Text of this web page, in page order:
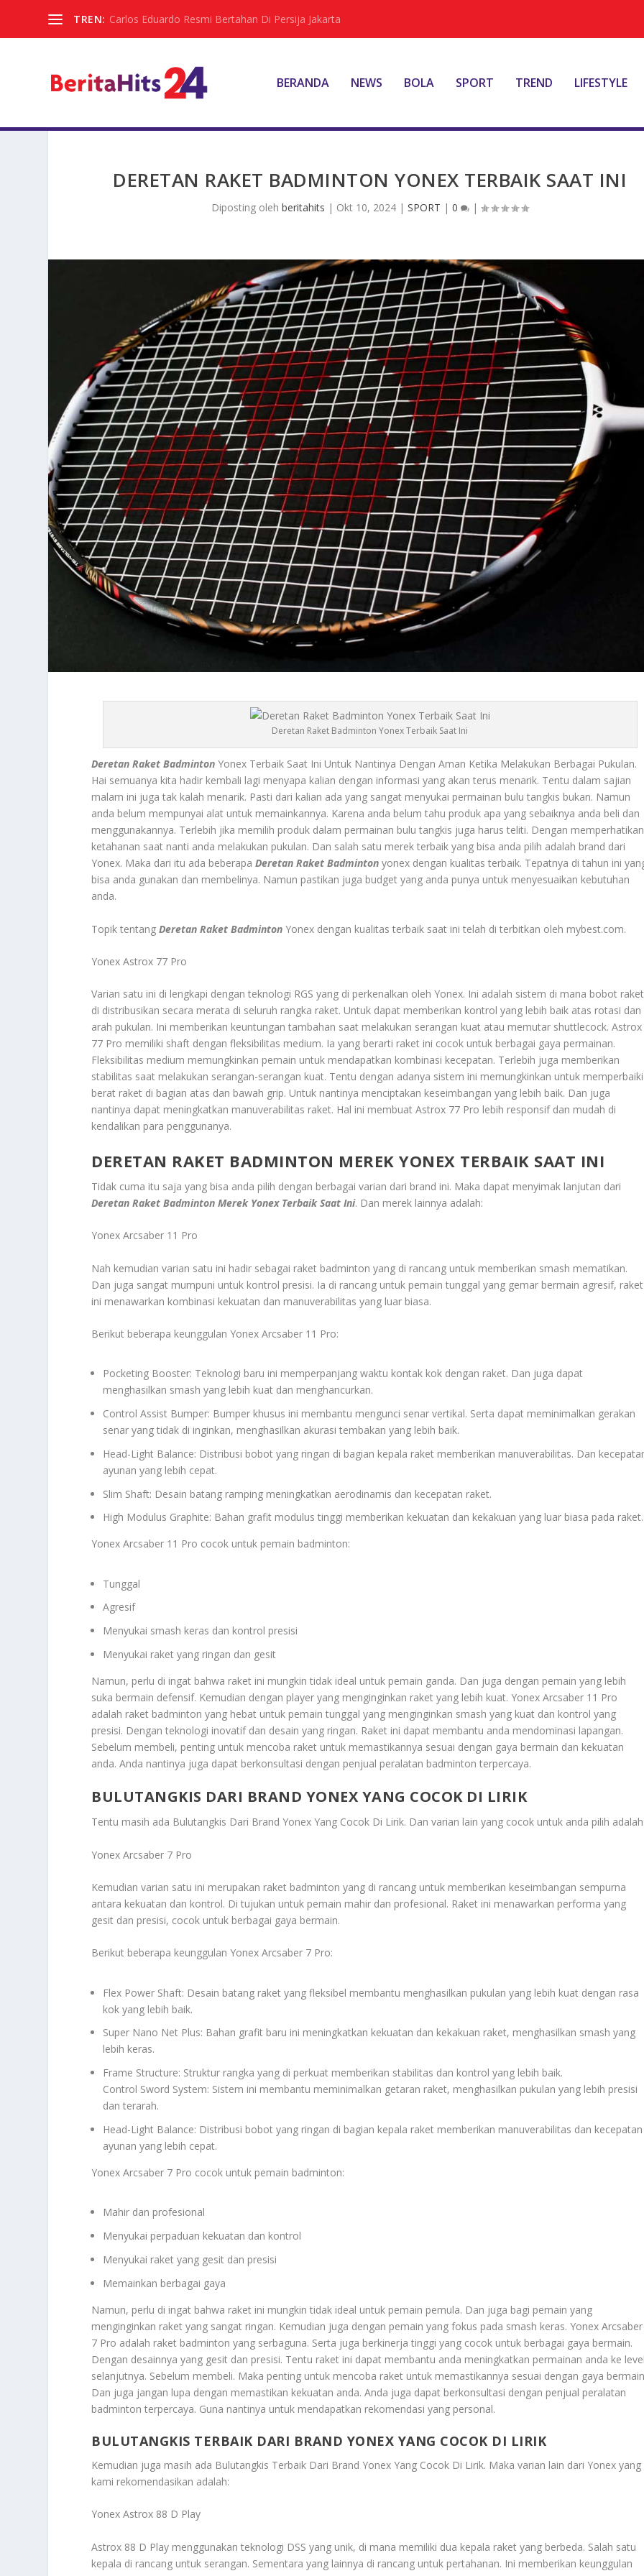
TREN: Carlos Eduardo Resmi Bertahan Di Persija Jakarta
BERANDA NEWS BOLA SPORT TREND LIFESTYLE
DERETAN RAKET BADMINTON YONEX TERBAIK SAAT INI
Diposting olehberitahits | Okt 10, 2024 |SPORT |0 |
Deretan Raket Badminton Yonex Terbaik Saat Ini
Deretan Raket Badminton Yonex Terbaik Saat Ini Untuk Nantinya Dengan Aman Ketika Melakukan Berbagai Pukulan.
Hai semuanya kita hadir kembali lagi menyapa kalian dengan informasi yang akan terus menarik. Tentu dalam sajian
malam ini juga tak kalah menarik. Pasti dari kalian ada yang sangat menyukai permainan bulu tangkis bukan. Namun
anda belum mempunyai alat untuk memainkannya. Karena anda belum tahu produk apa yang sebaiknya anda beli dan
menggunakannya. Terlebih jika memilih produk dalam permainan bulu tangkis juga harus teliti. Dengan memperhatikan
ketahanan saat nanti anda melakukan pukulan. Dan salah satu merek terbaik yang bisa anda pilih adalah brand dari
Yonex. Maka dari itu ada beberapaDeretan Raket Badminton yonex dengan kualitas terbaik. Tepatnya di tahun ini
bisa anda gunakan dan membelinya. Namun pastikan juga budget yang anda punya untuk menyesuaikan kebutuhan
anda.
Topik tentangDeretan Raket Badminton Yonex dengan kualitas terbaik saat ini telah di terbitkan oleh mybest.com.
Yonex Astrox 77 Pro
Varian satu ini di lengkapi dengan teknologi RGS yang di perkenalkan oleh Yonex. Ini adalah sistem di mana bobot raket
di distribusikan secara merata di seluruh rangka raket. Untuk dapat memberikan kontrol yang lebih baik atas rotasi dan
arah pukulan. Ini memberikan keuntungan tambahan saat melakukan serangan kuat atau memutar shuttlecock. Astrox
77 Pro memiliki shaft dengan fleksibilitas medium. Ia yang berarti raket ini cocok untuk berbagai gaya permainan.
Fleksibilitas medium memungkinkan pemain untuk mendapatkan kombinasi kecepatan. Terlebih juga memberikan
stabilitas saat melakukan serangan-serangan kuat. Tentu dengan adanya sistem ini memungkinkan untuk memperbaiki
berat raket di bagian atas dan bawah grip. Untuk nantinya menciptakan keseimbangan yang lebih baik. Dan juga
nantinya dapat meningkatkan manuverabilitas raket. Hal ini membuat Astrox 77 Pro lebih responsif dan mudah di
kendalikan para penggunanya.
DERETAN RAKET BADMINTON MEREK YONEX TERBAIK SAAT INI
Tidak cuma itu saja yang bisa anda pilih dengan berbagai varian dari brand ini. Maka dapat menyimak lanjutan dari
Deretan Raket Badminton Merek Yonex Terbaik Saat Ini. Dan merek lainnya adalah:
Yonex Arcsaber 11 Pro
Nah kemudian varian satu ini hadir sebagai raket badminton yang di rancang untuk memberikan smash mematikan.
Dan juga sangat mumpuni untuk kontrol presisi. Ia di rancang untuk pemain tunggal yang gemar bermain agresif, raket
ini menawarkan kombinasi kekuatan dan manuverabilitas yang luar biasa.
Berikut beberapa keunggulan Yonex Arcsaber 11 Pro:
Pocketing Booster: Teknologi baru ini memperpanjang waktu kontak kok dengan raket. Dan juga dapat
menghasilkan smash yang lebih kuat dan menghancurkan.
Control Assist Bumper: Bumper khusus ini membantu mengunci senar vertikal. Serta dapat meminimalkan gerakan
senar yang tidak di inginkan, menghasilkan akurasi tembakan yang lebih baik.
Head-Light Balance: Distribusi bobot yang ringan di bagian kepala raket memberikan manuverabilitas. Dan
ayunan yang lebih cepat.
Slim Shaft: Desain batang ramping meningkatkan aerodinamis dan kecepatan raket.
High Modulus Graphite: Bahan grafit modulus tinggi memberikan kekuatan dan kekakuan yang luar biasa pada raket.
Yonex Arcsaber 11 Pro cocok untuk pemain badminton:
Tunggal
Agresif
Menyukai smash keras dan kontrol presisi
Menyukai raket yang ringan dan gesit
Namun, perlu di ingat bahwa raket ini mungkin tidak ideal untuk pemain ganda. Dan juga dengan pemain yang lebih
suka bermain defensif. Kemudian dengan player yang menginginkan raket yang lebih kuat. Yonex Arcsaber 11 Pro
adalah raket badminton yang hebat untuk pemain tunggal yang menginginkan smash yang kuat dan kontrol yang
presisi. Dengan teknologi inovatif dan desain yang ringan. Raket ini dapat membantu anda mendominasi lapangan.
Sebelum membeli, penting untuk mencoba raket untuk memastikannya sesuai dengan gaya bermain dan kekuatan
anda. Anda nantinya juga dapat berkonsultasi dengan penjual peralatan badminton terpercaya.
BULUTANGKIS DARI BRAND YONEX YANG COCOK DI LIRIK
Tentu masih ada Bulutangkis Dari Brand Yonex Yang Cocok Di Lirik. Dan varian lain yang cocok untuk anda pilih
Yonex Arcsaber 7 Pro
Kemudian varian satu ini merupakan raket badminton yang di rancang untuk memberikan keseimbangan sempurna
antara kekuatan dan kontrol. Di tujukan untuk pemain mahir dan profesional. Raket ini menawarkan performa yang
gesit dan presisi, cocok untuk berbagai gaya bermain.
Berikut beberapa keunggulan Yonex Arcsaber 7 Pro:
Flex Power Shaft: Desain batang raket yang fleksibel membantu menghasilkan pukulan yang lebih kuat dengan rasa
kok yang lebih baik.
Super Nano Net Plus: Bahan grafit baru ini meningkatkan kekuatan dan kekakuan raket, menghasilkan smash yang
lebih keras.
Frame Structure: Struktur rangka yang di perkuat memberikan stabilitas dan kontrol yang lebih baik.
Control Sword System: Sistem ini membantu meminimalkan getaran raket, menghasilkan pukulan yang lebih presisi
dan terarah.
Head-Light Balance: Distribusi bobot yang ringan di bagian kepala raket memberikan manuverabilitas dan kecepatan
ayunan yang lebih cepat.
Yonex Arcsaber 7 Pro cocok untuk pemain badminton:
Mahir dan profesional
Menyukai perpaduan kekuatan dan kontrol
Menyukai raket yang gesit dan presisi
Memainkan berbagai gaya
Namun, perlu di ingat bahwa raket ini mungkin tidak ideal untuk pemain pemula. Dan juga bagi pemain yang
menginginkan raket yang sangat ringan. Kemudian juga dengan pemain yang fokus pada smash keras. Yonex Arcsaber
7 Pro adalah raket badminton yang serbaguna. Serta juga berkinerja tinggi yang cocok untuk berbagai gaya bermain.
Dengan desainnya yang gesit dan presisi. Tentu raket ini dapat membantu anda meningkatkan permainan anda ke
selanjutnya. Sebelum membeli. Maka penting untuk mencoba raket untuk memastikannya sesuai dengan gaya
Dan juga jangan lupa dengan memastikan kekuatan anda. Anda juga dapat berkonsultasi dengan penjual peralatan
badminton terpercaya. Guna nantinya untuk mendapatkan rekomendasi yang personal.
BULUTANGKIS TERBAIK DARI BRAND YONEX YANG COCOK DI LIRIK
Kemudian juga masih ada Bulutangkis Terbaik Dari Brand Yonex Yang Cocok Di Lirik. Maka varian lain dari Yonex yang
kami rekomendasikan adalah:
Yonex Astrox 88 D Play
Astrox 88 D Play menggunakan teknologi DSS yang unik, di mana memiliki dua kepala raket yang berbeda. Salah satu
kepala di rancang untuk serangan. Sementara yang lainnya di rancang untuk pertahanan. Ini memberikan keunggulan